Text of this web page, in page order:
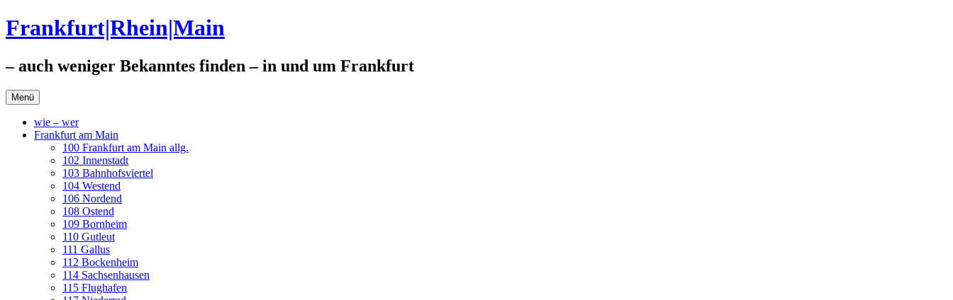
Zum
Inhalt
Frankfurt|Rhein|Main
– auch weniger Bekanntes finden – in und um Frankfurt
Menü
wie – wer
Frankfurt am Main
100 Frankfurt am Main allg.
102 Innenstadt
103 Bahnhofsviertel
104 Westend
106 Nordend
108 Ostend
109 Bornheim
110 Gutleut
111 Gallus
112 Bockenheim
114 Sachsenhausen
115 Flughafen